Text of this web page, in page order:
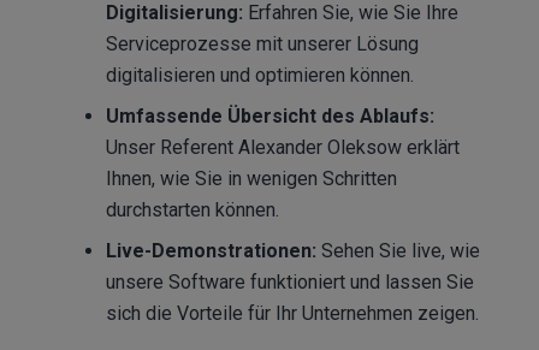
Digitalisierung: Erfahren Sie, wie Sie Ihre
Serviceprozesse mit unserer Lösung
digitalisieren und optimieren können.
Umfassende Übersicht des Ablaufs:
Unser Referent Alexander Oleksow erklärt
Ihnen, wie Sie in wenigen Schritten
durchstarten können.
Live-Demonstrationen: Sehen Sie live, wie
unsere Software funktioniert und lassen Sie
sich die Vorteile für Ihr Unternehmen zeigen.